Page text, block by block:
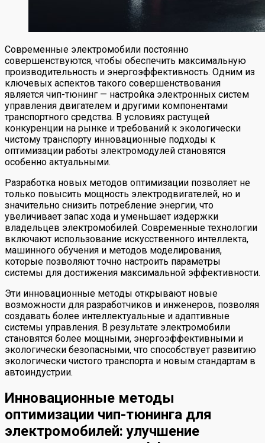
Современные электромобили постоянно
совершенствуются, чтобы обеспечить максимальную
производительность и энергоэффективность. Одним из
ключевых аспектов такого совершенствования
является чип-тюнинг — настройка электронных систем
управления двигателем и другими компонентами
транспортного средства. В условиях растущей
конкуренции на рынке и требований к экологически
чистому транспорту инновационные подходы к
оптимизации работы электромодулей становятся
особенно актуальными.
Разработка новых методов оптимизации позволяет не
только повысить мощность электродвигателей, но и
значительно снизить потребление энергии, что
увеличивает запас хода и уменьшает издержки
владельцев электромобилей. Современные технологии
включают использование искусственного интеллекта,
машинного обучения и методов моделирования,
которые позволяют точно настроить параметры
системы для достижения максимальной эффективности.
Эти инновационные методы открывают новые
возможности для разработчиков и инженеров, позволяя
создавать более интеллектуальные и адаптивные
системы управления. В результате электромобили
становятся более мощными, энергоэффективными и
экологически безопасными, что способствует развитию
экологически чистого транспорта и новым стандартам в
автоиндустрии.
Инновационные методы
оптимизации чип-тюнинга для
электромобилей: улучшение